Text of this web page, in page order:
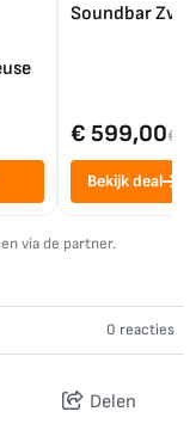
Soundbar
€ 599,00€
Bekijk deal
via de partner.
0 reacties
Delen